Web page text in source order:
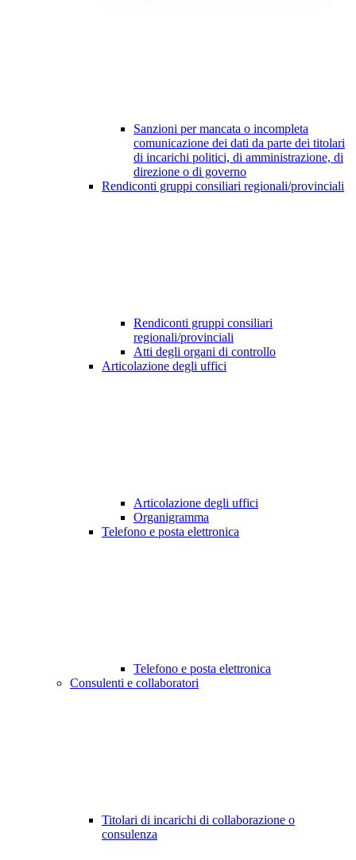
Sanzioni per mancata o incompleta
comunicazione dei dati da parte dei titolari
di incarichi politici, di amministrazione, di
direzione o di governo
Rendiconti gruppi consiliari regionali/provinciali
Rendiconti gruppi consiliari
regionali/provinciali
Atti degli organi di controllo
Articolazione degli uffici
Articolazione degli uffici
Organigramma
Telefono e posta elettronica
Telefono e posta elettronica
Consulenti e collaboratori
Titolari di incarichi di collaborazione o
consulenza